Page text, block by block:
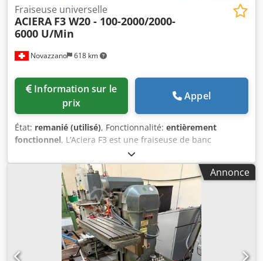
Novazzano 618 km
Fraiseuse universelle
ACIERA F3 W20 - 100-2000/2000-
6000 U/Min
prix
Appel
État: remanié (utilisé), Fonctionnalité: entièrement
fonctionnel, L’Aciera F3 est une fraiseuse de banc
compacte et de précision, appréciée pour sa construction
robuste et la qualité de finition de ses pièces. Très utilisée
dans les ateliers d’outillage et les ateliers de prototypage,
elle offre un contrôle précis pour l’usinage de pièces de
petite et moyenne taille. Crsdpfsznh Ehox Aahof
Annonce